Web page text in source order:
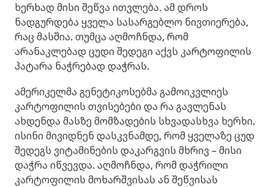
ხერხად მისი შეწვა ითვლება. ამ დროს
ნადგურდება ყველა სასარგებლო ნივთიერება,
რაც მასშია. თუმცა აღმოჩნდა, რომ
არანაკლებად ცუდი შედეგი აქვს კარტოფილის
პატარა ნაჭრებად დაჭრას.
ამერიკელმა გენეტიკოსებმა გამოიკვლიეს
კარტოფილის თვისებები და რა გავლენას
ახდენდა მასზე მომზადების სხვადასხვა ხერხი.
ისინი მივიდნენ დასკვნამდე, რომ ყველაზე ცუდ
შედეგს ვიტამინების დაკარგვის მხრივ – მისი
დაჭრა იწვევდა. აღმოჩნდა, რომ დაჭრილი
კარტოფილის მოხარშვისას ან შეწვისას